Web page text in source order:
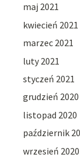
maj 2021
kwiecień 2021
marzec 2021
luty 2021
styczeń 2021
grudzień 2020
listopad 2020
październik
wrzesień 2020